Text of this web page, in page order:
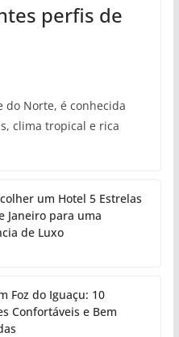
perfis de
do Norte, é conhecida
clima tropical e rica
um Hotel 5 Estrelas
Janeiro para uma
de Luxo
Foz do Iguaçu: 10
Confortáveis e Bem